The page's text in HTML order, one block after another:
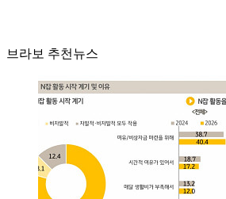
브라보 추천뉴스